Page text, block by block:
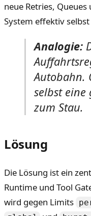
neue Retries,
System effektiv selbst
Analogie:
Autobahn.
selbst
zum Stau.
Lösung
Die Lösung ist ein
Runtime und Tool
wird gegen Limits